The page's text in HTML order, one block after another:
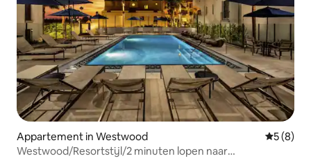
Appartement in Westwood
5 (8)
Westwood/Resortstijl/2 minuten lopen naar